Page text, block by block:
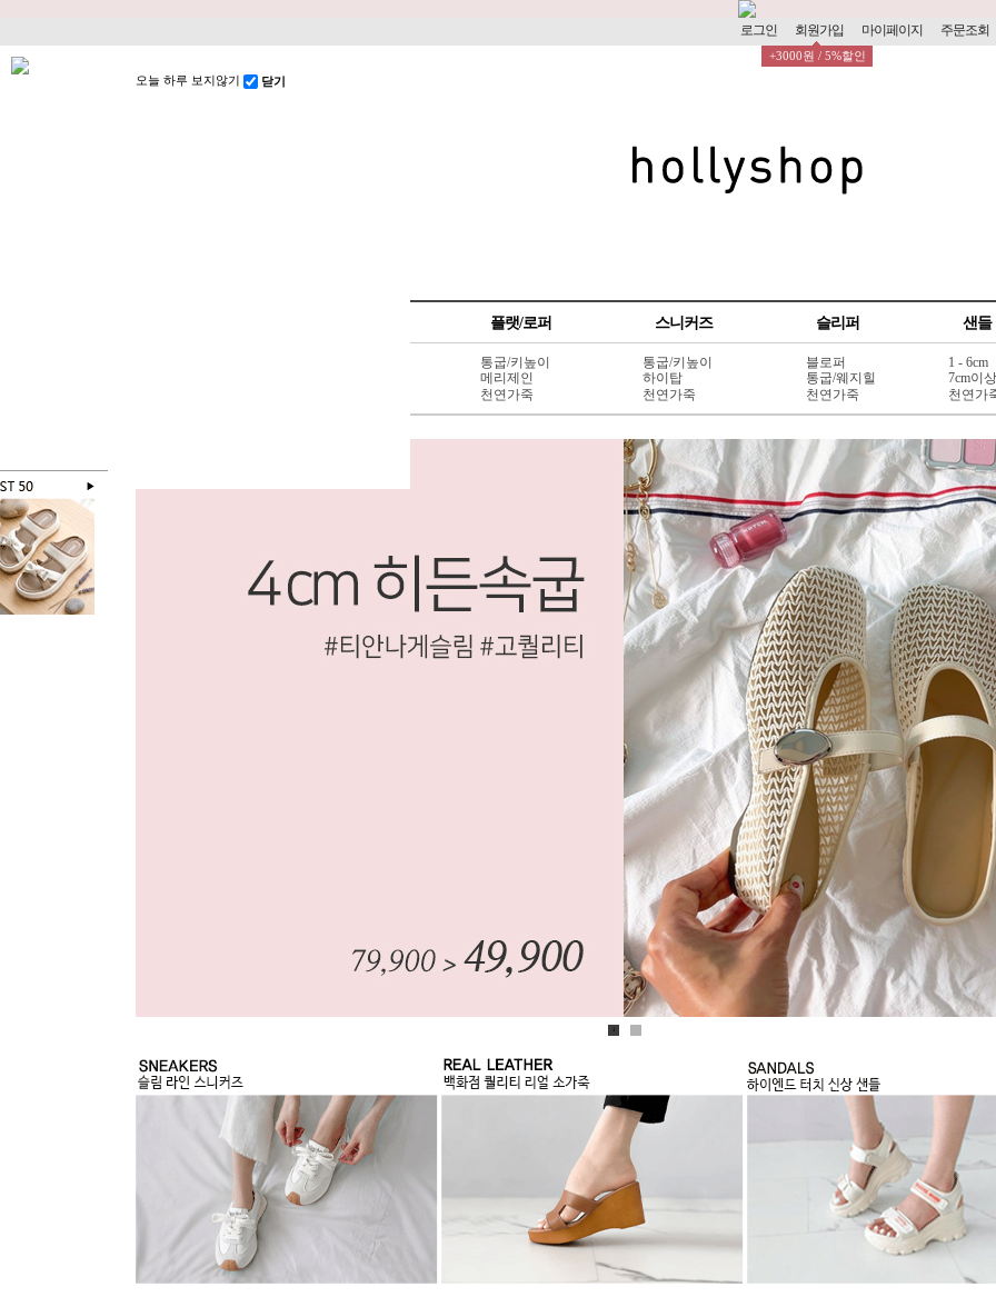
로그인 회원가입
+3000원 / 5%할인
마이페이지 주문조회
플랫/로퍼 스니커즈 슬리퍼 샌들
통굽/키높이
메리제인
천연가죽
통굽/키높이
하이탑
천연가죽
블로퍼
통굽/웨지힐
천연가죽
1 - 6cm
7cm이상
천연가
오늘 하루 보지않기 닫기